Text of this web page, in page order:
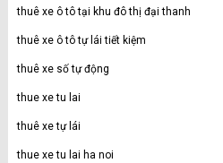
thuê xe ô tô tại khu đô thị đại thanh
thuê xe ô tô tự lái tiết kiệm
thuê xe số tự động
thue xe tu lai
thuê xe tự lái
thue xe tu lai ha noi